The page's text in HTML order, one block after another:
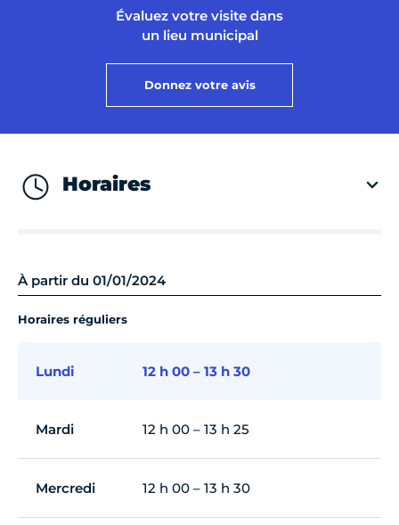
Évaluez votre visite dans
un lieu municipal
Donnez votre avis
Horaires
À partir du 01/01/2024
Horaires réguliers
Lundi 12 h 00 – 13 h 30
Mardi 12 h 00 – 13 h 25
Mercredi 12 h 00 – 13 h 30